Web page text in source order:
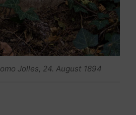
Jolles, 24. August 1894